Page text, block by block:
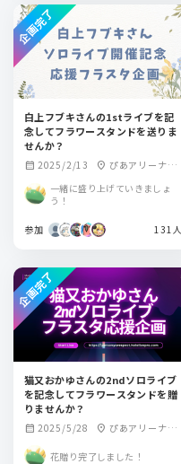
白上フブキさんの1stライブを記
念してフラワースタンドを送りま
せんか？
calendar_month 2025/2/13 location_on ぴあアリーナM
一緒に盛り上げていきましょ
う！
参加 131人
企画完了
猫又おかゆさんの2ndソロライブ
を記念してフラワースタンドを贈
りませんか？
calendar_month 2025/5/28 location_on ぴあアリーナM
花贈り完了しました！
企画完了